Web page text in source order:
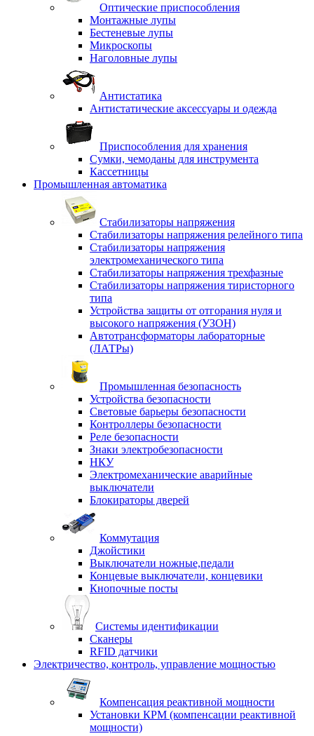
Оптические приспособления
Монтажные лупы
Бестеневые лупы
Микроскопы
Наголовные лупы
Антистатика
Антистатические аксессуары и одежда
Приспособления для хранения
Сумки, чемоданы для инструмента
Кассетницы
Промышленная автоматика
Стабилизаторы напряжения
Стабилизаторы напряжения релейного типа
Стабилизаторы напряжения
электромеханического типа
Стабилизаторы напряжения трехфазные
Стабилизаторы напряжения тиристорного
типа
Устройства защиты от отгорания нуля и
высокого напряжения (УЗОН)
Автотрансформаторы лабораторные
(ЛАТРы)
Промышленная безопасность
Устройства безопасности
Световые барьеры безопасности
Контроллеры безопасности
Реле безопасности
Знаки электробезопасности
НКУ
Электромеханические аварийные
выключатели
Блокираторы дверей
Коммутация
Джойстики
Выключатели ножные,педали
Концевые выключатели, концевики
Кнопочные посты
Системы идентификации
Сканеры
RFID датчики
Электричество, контроль, управление мощностью
Компенсация реактивной мощности
Установки КРМ (компенсации реактивной
мощности)